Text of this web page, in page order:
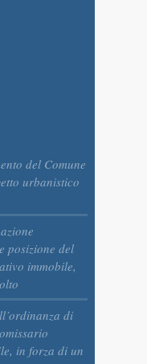
del Comune
urbanistico
posizione del
immobile,
di
in forza di un